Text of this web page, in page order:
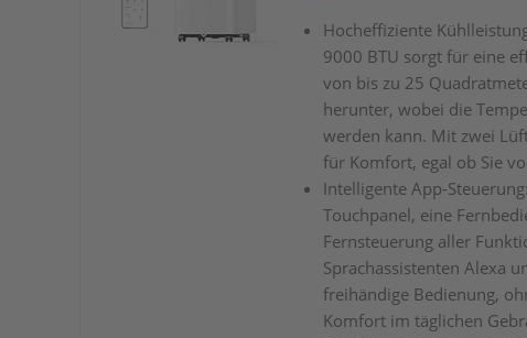
Hocheffiziente
9000 BTU sorgt für eine
von bis zu 25
herunter, wobei die
werden kann. Mit zwei
für Komfort, egal ob Sie
Intelligente App-
Touchpanel, eine
Fernsteuerung aller
Sprachassistenten Alexa
freihändige Bedienung,
Komfort im täglichen